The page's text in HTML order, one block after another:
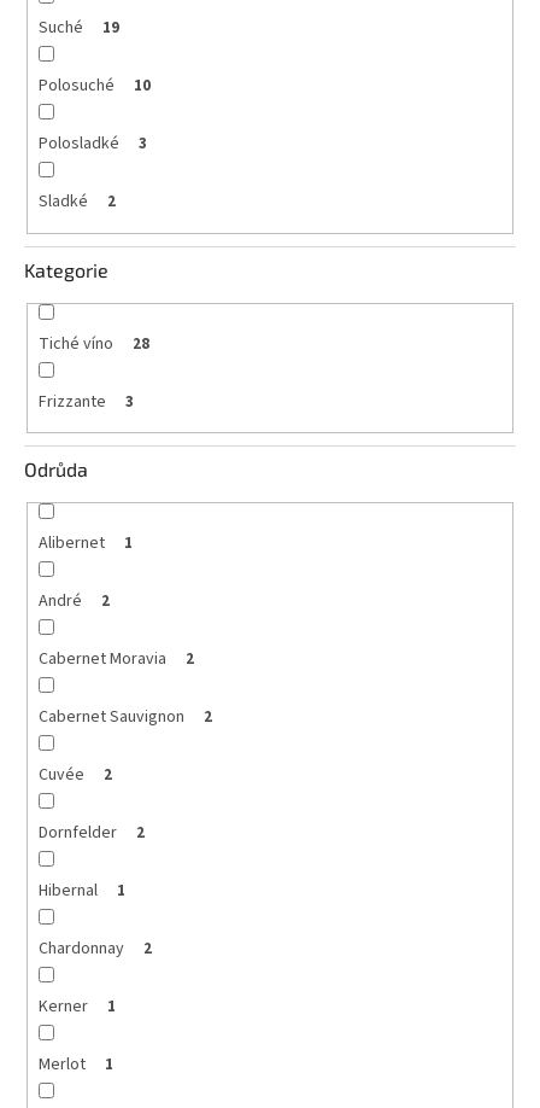
Suché 19
Polosuché 10
Polosladké 3
Sladké 2
Kategorie
Tiché víno 28
Frizzante 3
Odrůda
Alibernet 1
André 2
Cabernet Moravia 2
Cabernet Sauvignon 2
Cuvée 2
Dornfelder 2
Hibernal 1
Chardonnay 2
Kerner 1
Merlot 1